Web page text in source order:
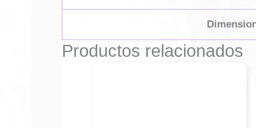
Productos relacionados